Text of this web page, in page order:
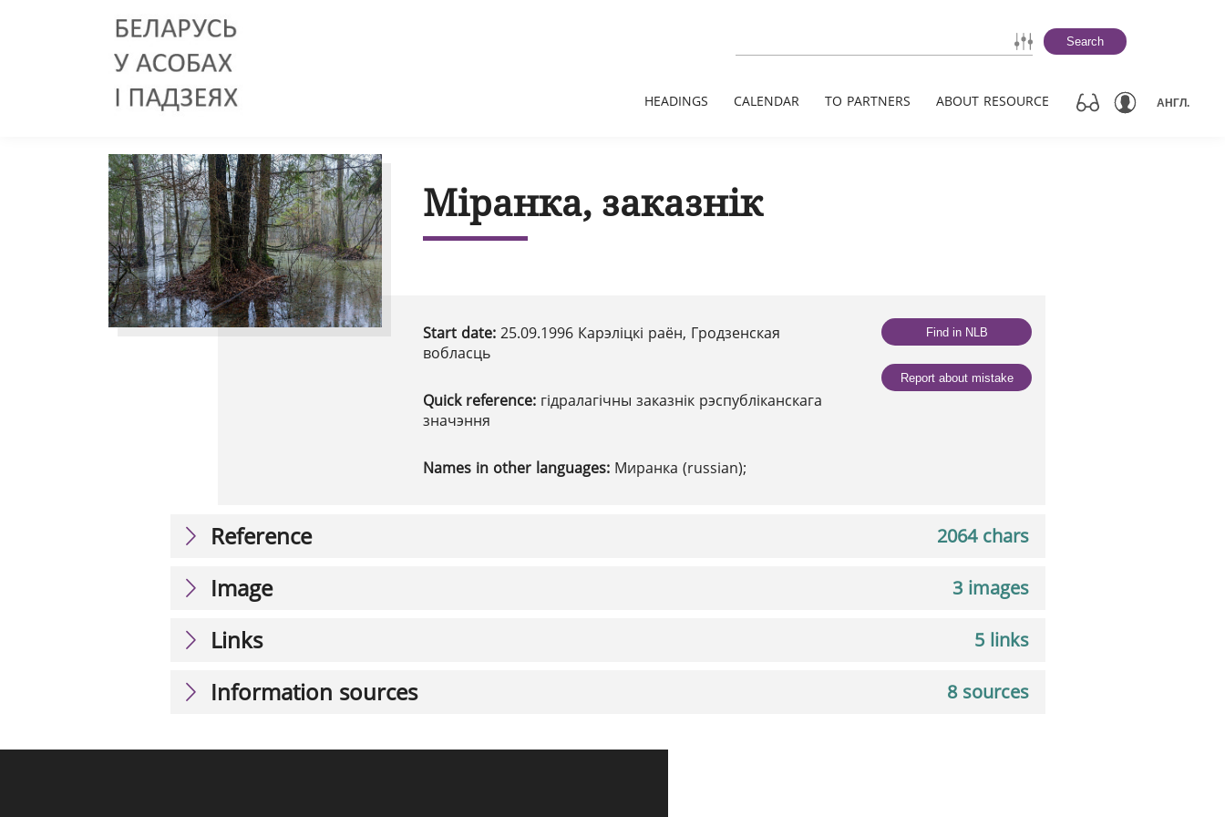
Search
HEADINGS CALENDAR TO PARTNERS ABOUT RESOURCE АНГЛ.
Міранка, заказнік
Start date: 25.09.1996 Карэліцкі раён, Гродзенская
вобласць
Quick reference: гідралагічны заказнік рэспубліканскага
значэння
Names in other languages: Миранка (russian);
Find in NLB
Report about mistake
2064 chars
Reference
3 images
Image
5 links
Links
8 sources
Information sources